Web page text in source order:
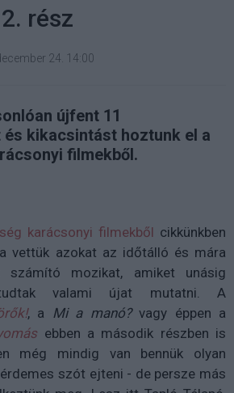
rész
24. 14:00
újfent 11
kikacsintást hoztunk el a
filmekből.
karácsonyi filmekből cikkünkben
vettük azokat az időtálló és mára
számító mozikat, amiket unásig
valami újat mutatni. A
, a Mi a manó?vagy éppen a
ebben a második részben is
még mindig van bennük olyan
szót ejteni - de persze más